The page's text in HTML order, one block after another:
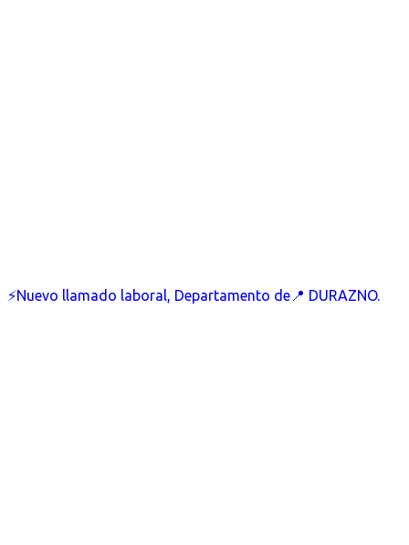
⚡Nuevo llamado laboral, Departamento de📍 DURAZNO.